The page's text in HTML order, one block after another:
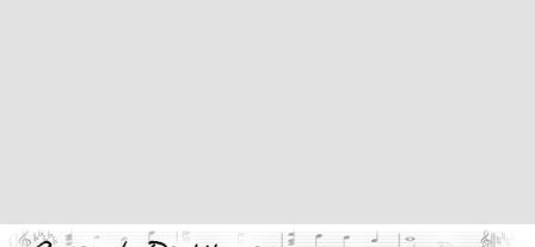
Teoría y notación musical, software y MIDI